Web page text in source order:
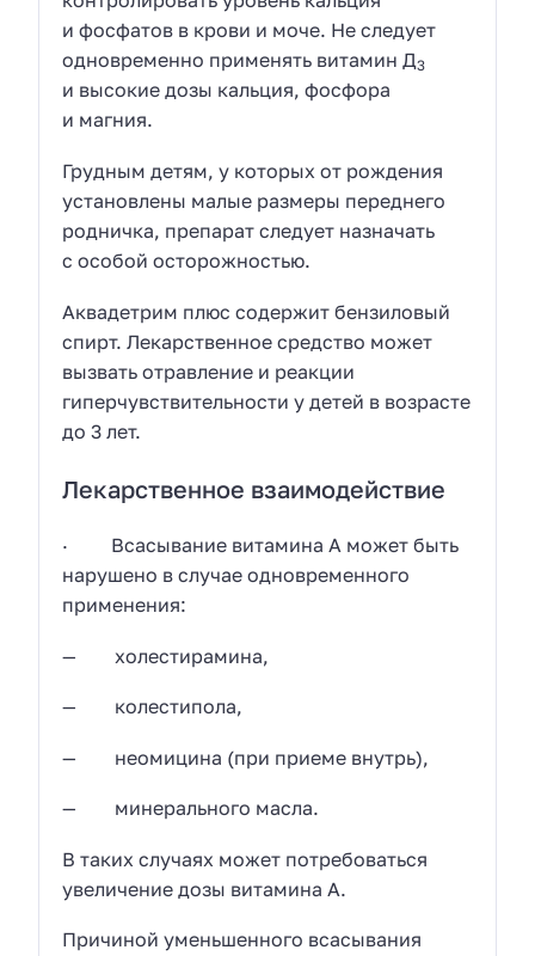
и фосфатов в крови и моче. Не следует
одновременно применять витамин Д3
и высокие дозы кальция, фосфора
и магния.
Грудным детям, у которых от рождения
установлены малые размеры переднего
родничка, препарат следует назначать
с особой осторожностью.
Аквадетрим плюс содержит бензиловый
спирт. Лекарственное средство может
вызвать отравление и реакции
гиперчувствительности у детей в возрасте
до 3 лет.
Лекарственное взаимодействие
· Всасывание витамина A может быть
нарушено в случае одновременного
применения:
— холестирамина,
— колестипола,
— неомицина (при приеме внутрь),
— минерального масла.
В таких случаях может потребоваться
увеличение дозы витамина A.
Причиной уменьшенного всасывания